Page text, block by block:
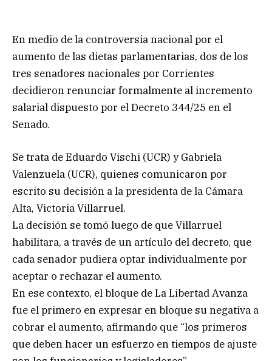
En medio de la controversia nacional por el
aumento de las dietas parlamentarias, dos de los
tres senadores nacionales por Corrientes
decidieron renunciar formalmente al incremento
salarial dispuesto por el Decreto 344/25 en el
Senado.
Se trata de Eduardo Vischi (UCR) y Gabriela
Valenzuela (UCR), quienes comunicaron por
escrito su decisión a la presidenta de la Cámara
Alta, Victoria Villarruel.
La decisión se tomó luego de que Villarruel
habilitara, a través de un artículo del decreto, que
cada senador pudiera optar individualmente por
aceptar o rechazar el aumento.
En ese contexto, el bloque de La Libertad Avanza
fue el primero en expresar en bloque su negativa a
cobrar el aumento, afirmando que “los primeros
que deben hacer un esfuerzo en tiempos de ajuste